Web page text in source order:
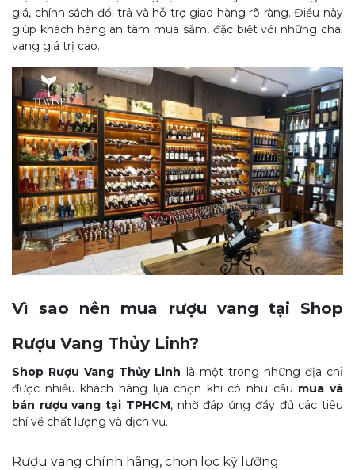
giá, chính sách đổi trả và hỗ trợ giao hàng rõ ràng. Điều này
giúp khách hàng an tâm mua sắm, đặc biệt với những chai
vang giá trị cao.
Vì sao nên mua rượu vang tại Shop
Rượu Vang Thủy Linh?
Shop Rượu Vang Thủy Linh là một trong những địa chỉ
được nhiều khách hàng lựa chọn khi có nhu cầu mua và
bán rượu vang tại TPHCM, nhờ đáp ứng đầy đủ các tiêu
chí về chất lượng và dịch vụ.
Rượu vang chính hãng, chọn lọc kỹ lưỡng